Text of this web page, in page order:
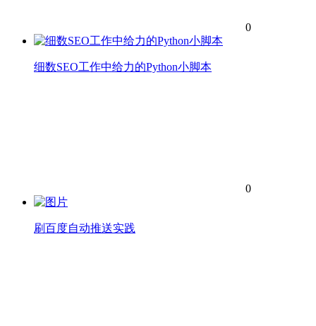
0
细数SEO工作中给力的Python小脚本
0
刷百度自动推送实践